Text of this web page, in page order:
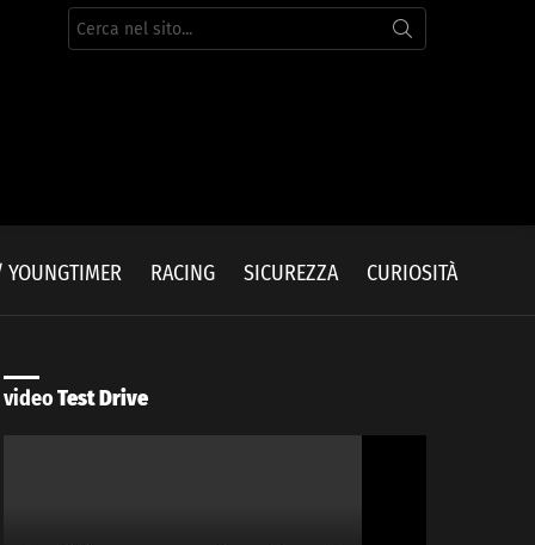
Cerca
per:
YOUNGTIMER RACING SICUREZZA CURIOSITÀ
videoTest Drive